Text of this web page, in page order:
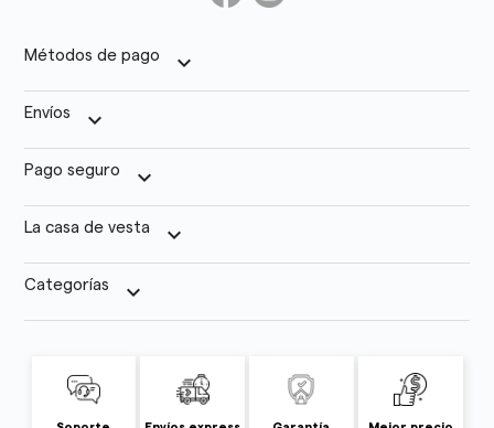
Métodos de pago keyboard_arrow_down
Envíos keyboard_arrow_down
Pago seguro keyboard_arrow_down
La casa de vesta keyboard_arrow_down
Categorías keyboard_arrow_down